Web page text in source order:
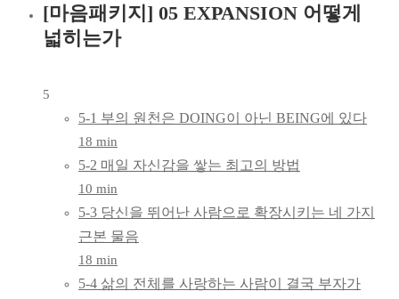
[마음패키지] 05 EXPANSION 어떻게
넓히는가
5
5-1 부의 원천은 DOING이 아닌 BEING에 있다
18 min
5-2 매일 자신감을 쌓는 최고의 방법
10 min
5-3 당신을 뛰어난 사람으로 확장시키는 네 가지
근본 물음
18 min
5-4 삶의 전체를 사랑하는 사람이 결국 부자가